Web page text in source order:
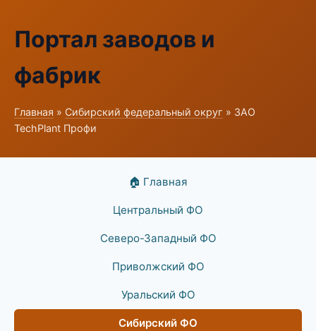
Портал заводов и
фабрик
Главная » Сибирский федеральный округ » ЗАО
TechPlant Профи
🏠 Главная
Центральный ФО
Северо-Западный ФО
Приволжский ФО
Уральский ФО
Сибирский ФО